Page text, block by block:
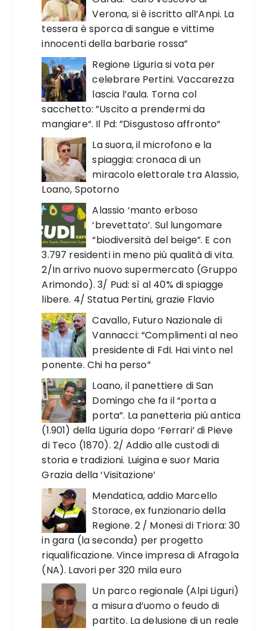
Verona, si è iscritto all’Anpi. La
tessera è sporca di sangue e vittime
innocenti della barbarie rossa”
Regione Liguria si vota per
celebrare Pertini. Vaccarezza
lascia l’aula. Torna col
sacchetto: ”Uscito a prendermi da
mangiare“. Il Pd: ”Disgustoso affronto“
La suora, il microfono e la
spiaggia: cronaca di un
miracolo elettorale tra Alassio,
Loano, Spotorno
Alassio ‘manto erboso
‘brevettato’. Sul lungomare
“biodiversità del beige”. E con
3.797 residenti in meno più qualità di vita.
2/In arrivo nuovo supermercato (Gruppo
Arimondo). 3/ Pud: sì al 40% di spiagge
libere. 4/ Statua Pertini, grazie Flavio
Cavallo, Futuro Nazionale di
Vannacci: “Complimenti al neo
presidente di FdI. Hai vinto nel
ponente. Chi ha perso”
Loano, il panettiere di San
Domingo che fa il “porta a
porta”. La panetteria più antica
(1.901) della Liguria dopo ‘Ferrari’ di Pieve
di Teco (1870). 2/ Addio alle custodi di
storia e tradizioni. Luigina e suor Maria
Grazia della ‘Visitazione’
Mendatica, addio Marcello
Storace, ex funzionario della
Regione. 2 / Monesi di Triora: 30
in gara (la seconda) per progetto
riqualificazione. Vince impresa di Afragola
(NA). Lavori per 320 mila euro
Un parco regionale (Alpi Liguri)
a misura d’uomo o feudo di
partito. La delusione di un reale